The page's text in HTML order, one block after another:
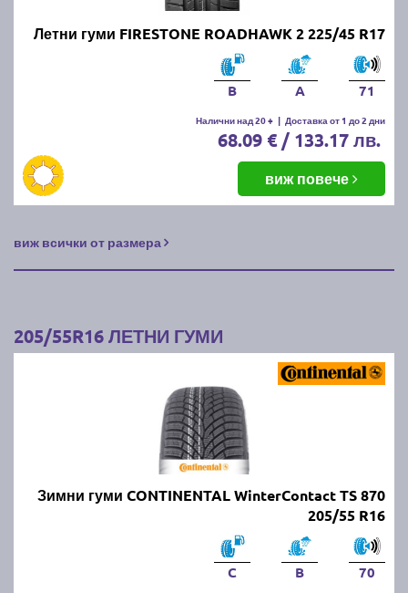
Летни гуми FIRESTONE ROADHAWK 2 225/45 R17
B A 71
Налични над 20 + | Доставка от 1 до 2 дни
68.09 € / 133.17 лв.
виж повече
виж всички от размера
205/55R16 ЛЕТНИ ГУМИ
Зимни гуми CONTINENTAL WinterContact TS 870
205/55 R16
C B 70